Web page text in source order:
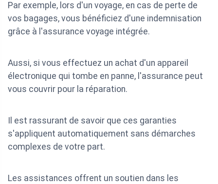
Par exemple, lors d'un voyage, en cas de perte de
vos bagages, vous bénéficiez d'une indemnisation
grâce à l'assurance voyage intégrée.
Aussi, si vous effectuez un achat d'un appareil
électronique qui tombe en panne, l'assurance peut
vous couvrir pour la réparation.
Il est rassurant de savoir que ces garanties
s'appliquent automatiquement sans démarches
complexes de votre part.
Les assistances offrent un soutien dans les